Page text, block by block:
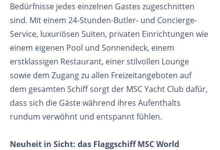
Bedürfnisse jedes einzelnen Gastes zugeschnitten
sind. Mit einem 24-Stunden-Butler- und Concierge-
Service, luxuriösen Suiten, privaten Einrichtungen wie
einem eigenen Pool und Sonnendeck, einem
erstklassigen Restaurant, einer stilvollen Lounge
sowie dem Zugang zu allen Freizeitangeboten auf
dem gesamten Schiff sorgt der MSC Yacht Club dafür,
dass sich die Gäste während ihres Aufenthalts
rundum verwöhnt und entspannt fühlen.
Neuheit in Sicht: das Flaggschiff MSC World